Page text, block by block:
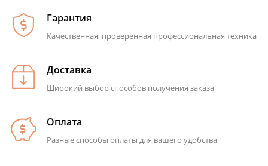
Гарантия
Качественная, проверенная профессиональная техника
Доставка
Широкий выбор способов получения заказа
Оплата
Разные способы оплаты для вашего удобства